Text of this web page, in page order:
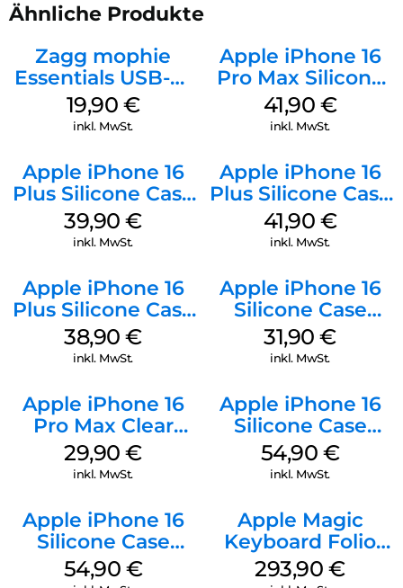
Ähnliche Produkte
Zagg mophie
Essentials USB-C-
20W Charger PD
Weiß
19,90 €
inkl. MwSt.
Apple iPhone 16
Pro Max Silicone
Case MagSafe
Ultramarine
41,90 €
inkl. MwSt.
Apple iPhone 16
Plus Silicone Case
MagSafe Plum
39,90€
inkl. MwSt.
Apple iPhone 16
Plus Silicone Case
MagSafe Stone
Gray
41,90 €
inkl. MwSt.
Apple iPhone 16
Plus Silicone Case
MagSafe Denim
38,90€
inkl. MwSt.
Apple iPhone 16
Silicone Case
MagSafe Fuchsia
31,90€
inkl. MwSt.
Apple iPhone 16
Pro Max Clear
Case MagSafe
Transparent
29,90€
inkl. MwSt.
Apple iPhone 16
Silicone Case
MagSafe Lake
Green
54,90 €
inkl. MwSt.
Apple iPhone 16
Silicone Case
MagSafe Black
54,90 €
Apple Magic
Keyboard Folio
iPad 10.9″ (10.Gen.)
293,90€